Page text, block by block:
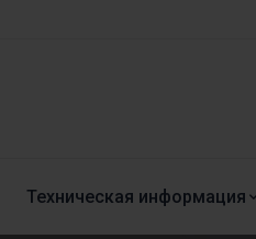
Техническая информация